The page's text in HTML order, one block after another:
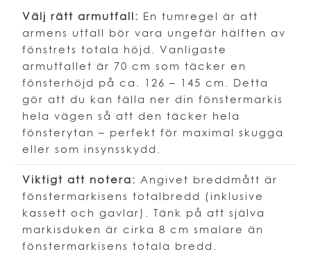
Välj rätt armutfall: En tumregel är att
armens utfall bör vara ungefär hälften av
fönstrets totala höjd. Vanligaste
armutfallet är 70 cm som täcker en
fönsterhöjd på ca. 126 – 145 cm. Detta
gör att du kan fälla ner din fönstermarkis
hela vägen så att den täcker hela
fönsterytan – perfekt för maximal skugga
eller som insynsskydd.
Viktigt att notera: Angivet breddmått är
fönstermarkisens totalbredd (inklusive
kassett och gavlar). Tänk på att själva
markisduken är cirka 8 cm smalare än
fönstermarkisens totala bredd.